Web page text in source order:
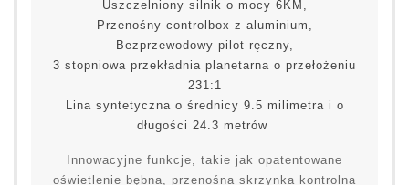
Uszczelniony silnik o mocy 6KM,
Przenośny controlbox z aluminium,
Bezprzewodowy pilot ręczny,
3 stopniowa przekładnia planetarna o przełożeniu
231:1
Lina syntetyczna o średnicy 9.5 milimetra i o
długości 24.3 metrów
Innowacyjne funkcje, takie jak opatentowane
oświetlenie bębna, przenośna skrzynka kontrolna